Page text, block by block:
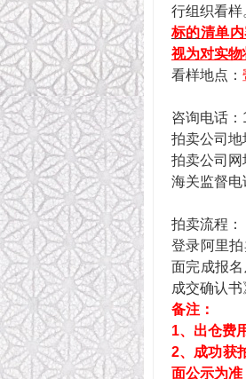
行组织看样
标的清单
视为对实物
看样地点：
咨询电话
拍卖公司地
拍卖公司网
海关监督
拍卖流程：
登录阿里
面完成报
成交确认
备注：
1、出仓费
2、成功获
面公示为准